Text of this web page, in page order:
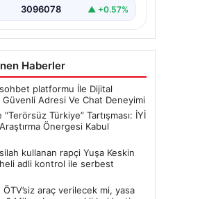
3096078 ▲ +0.57%
Haberler
platformu İle Dijital
Güvenli Adresi Ve Chat Deneyimi
“Terörsüz Türkiye” Tartışması: İYİ
Önergesi Kabul
kullanan rapçi Yuşa Keskin
adli kontrol ile serbest
ÖTV’siz araç verilecek mi, yasa